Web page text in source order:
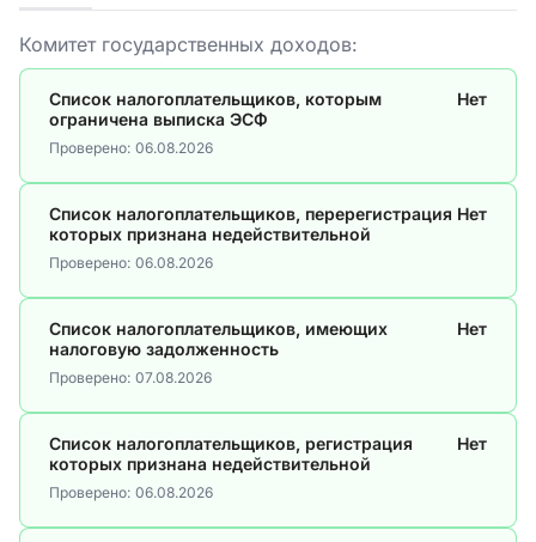
Комитет государственных доходов:
Список налогоплательщиков, которым
ограничена выписка ЭСФ
Нет
Проверено: 06.08.2026
Список налогоплательщиков, перерегистрация
которых признана недействительной
Нет
Проверено: 06.08.2026
Список налогоплательщиков, имеющих
налоговую задолженность
Нет
Проверено: 07.08.2026
Список налогоплательщиков, регистрация
которых признана недействительной
Нет
Проверено: 06.08.2026